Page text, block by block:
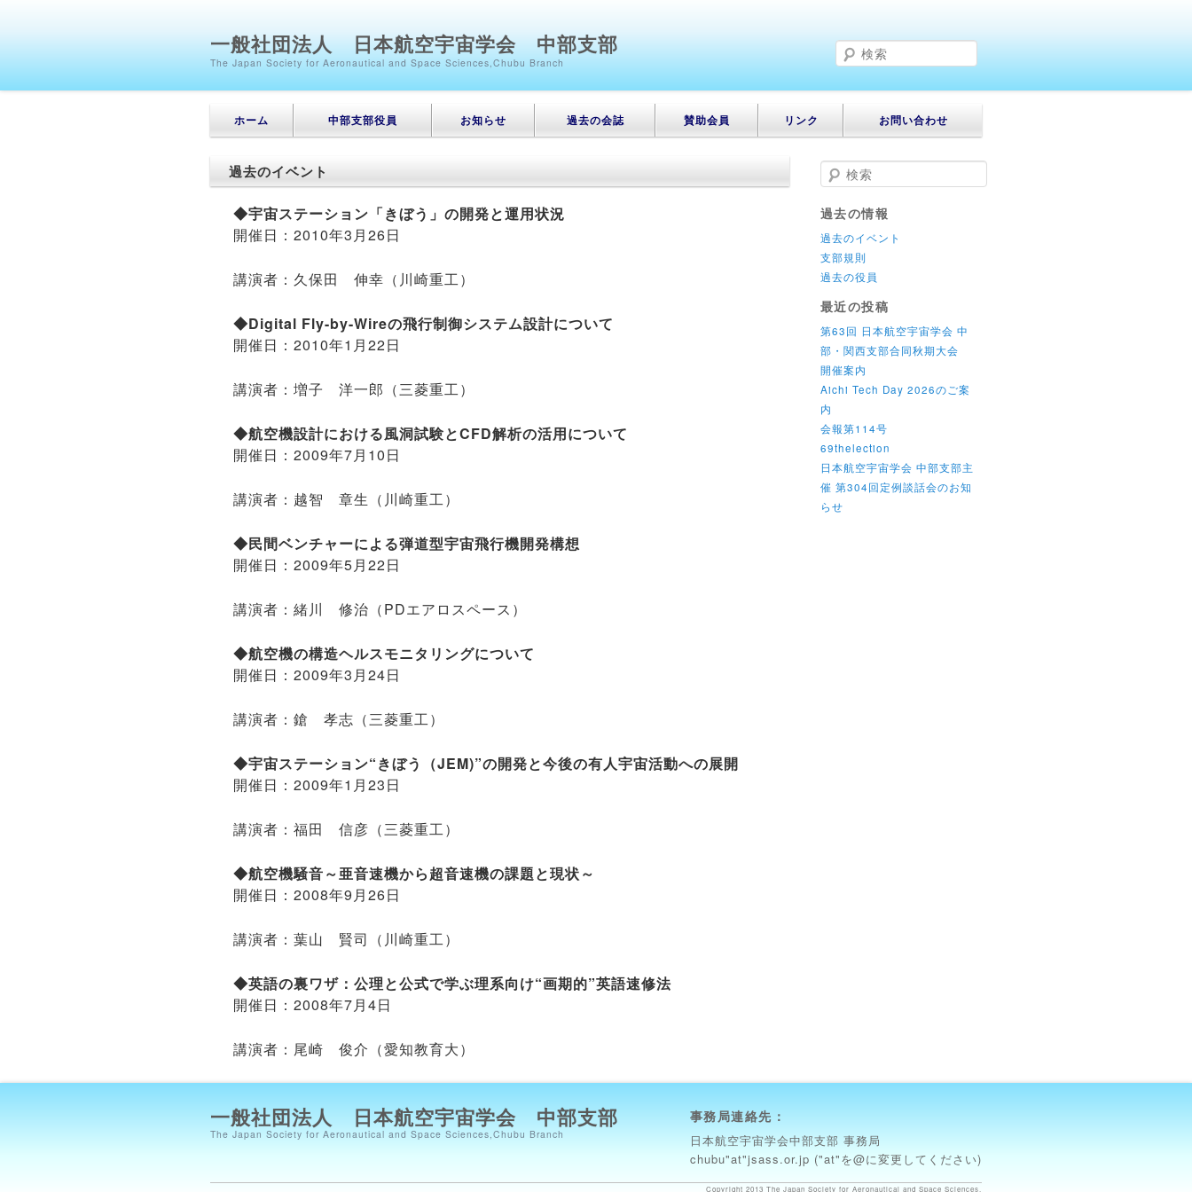
一般社団法人 日本航空宇宙学会 中部支部
The Japan Society for Aeronautical and Space Sciences,Chubu Branch
メインメニュー
メインコンテンツへ移動
サブコンテンツへ移動
ホーム 中部支部役員 お知らせ 過去の会誌 賛助会員 リンク お問い合わせ
過去のイベント
◆宇宙ステーション「きぼう」の開発と運用状況
開催日：2010年3月26日
講演者：久保田 伸幸（川崎重工）
◆Digital Fly-by-Wireの飛行制御システム設計について
開催日：2010年1月22日
講演者：増子 洋一郎（三菱重工）
◆航空機設計における風洞試験とCFD解析の活用について
開催日：2009年7月10日
講演者：越智 章生（川崎重工）
◆民間ベンチャーによる弾道型宇宙飛行機開発構想
開催日：2009年5月22日
講演者：緒川 修治（PDエアロスペース）
◆航空機の構造ヘルスモニタリングについて
開催日：2009年3月24日
講演者：鎗 孝志（三菱重工）
◆宇宙ステーション“きぼう（JEM)”の開発と今後の有人宇宙活動への展開
開催日：2009年1月23日
講演者：福田 信彦（三菱重工）
◆航空機騒音～亜音速機から超音速機の課題と現状～
開催日：2008年9月26日
講演者：葉山 賢司（川崎重工）
◆英語の裏ワザ：公理と公式で学ぶ理系向け“画期的”英語速修法
開催日：2008年7月4日
講演者：尾崎 俊介（愛知教育大）
検索
過去の情報
過去のイベント
支部規則
過去の役員
最近の投稿
第63回 日本航空宇宙学会 中
部・関西支部合同秋期大会
開催案内
Aichi Tech Day 2026のご案
内
会報第114号
69thelection
日本航空宇宙学会 中部支部主
催 第304回定例談話会のお知
らせ
一般社団法人 日本航空宇宙学会 中部支部
The Japan Society for Aeronautical and Space Sciences,Chubu Branch
事務局連絡先：
日本航空宇宙学会中部支部 事務局
chubu"at"jsass.or.jp ("at"を@に変更してください)
Copyright 2013 The Japan Society for Aeronautical and Space Sciences.